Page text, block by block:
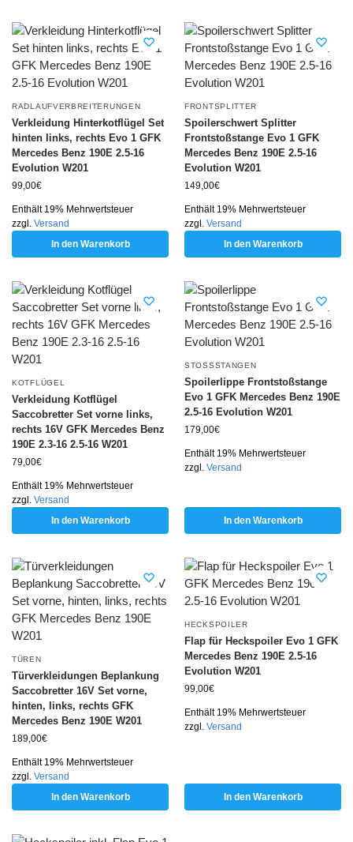
RADLAUFVERBREITERUNGEN
Verkleidung Hinterkotflügel Set
hinten links, rechts Evo 1 GFK
Mercedes Benz 190E 2.5-16
Evolution W201
99,00€
Enthält 19% Mehrwertsteuer
zzgl. Versand
In den Warenkorb
FRONTSPLITTER
Spoilerschwert Splitter
Frontstoßstange Evo 1 GFK
Mercedes Benz 190E 2.5-16
Evolution W201
149,00€
Enthält 19% Mehrwertsteuer
zzgl. Versand
In den Warenkorb
KOTFLÜGEL
Verkleidung Kotflügel
Saccobretter Set vorne links,
rechts 16V GFK Mercedes Benz
190E 2.3-16 2.5-16 W201
79,00€
Enthält 19% Mehrwertsteuer
zzgl. Versand
In den Warenkorb
STOSSSTANGEN
Spoilerlippe Frontstoßstange
Evo 1 GFK Mercedes Benz 190E
2.5-16 Evolution W201
179,00€
Enthält 19% Mehrwertsteuer
zzgl. Versand
In den Warenkorb
TÜREN
Türverkleidungen Beplankung
Saccobretter 16V Set vorne,
hinten, links, rechts GFK
Mercedes Benz 190E W201
189,00€
Enthält 19% Mehrwertsteuer
zzgl. Versand
In den Warenkorb
HECKSPOILER
Flap für Heckspoiler Evo 1 GFK
Mercedes Benz 190E 2.5-16
Evolution W201
99,00€
Enthält 19% Mehrwertsteuer
zzgl. Versand
In den Warenkorb